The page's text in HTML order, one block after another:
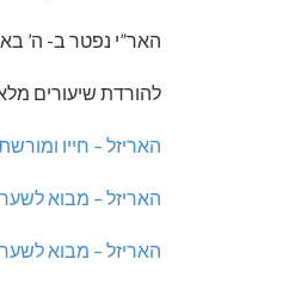
האר”י נפטר ב- ה’ באב שנת של”ב (1572) בצפת והוא קבור בבית
להורדת שיעורים
האריזל – חייו
האריזל – מבוא לשער
האריזל – מבוא לשער